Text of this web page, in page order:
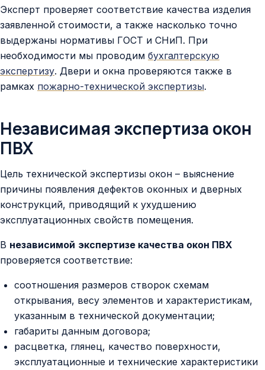
Эксперт проверяет соответствие качества изделия
заявленной стоимости, а также насколько точно
выдержаны нормативы ГОСТ и СНиП. При
необходимости мы проводим бухгалтерскую
экспертизу. Двери и окна проверяются также в
рамках пожарно-технической экспертизы.
Независимая экспертиза окон
ПВХ
Цель технической экспертизы окон – выяснение
причины появления дефектов оконных и дверных
конструкций, приводящий к ухудшению
эксплуатационных свойств помещения.
В независимой экспертизе качества окон ПВХ
проверяется соответствие:
соотношения размеров створок схемам
открывания, весу элементов и характеристикам,
указанным в технической документации;
габариты данным договора;
расцветка, глянец, качество поверхности,
эксплуатационные и технические характеристики